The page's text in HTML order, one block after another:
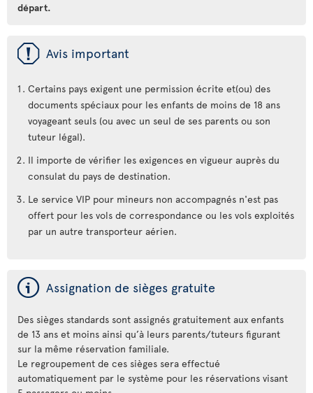
départ.
ü Avis important
Certains pays exigent une permission écrite et(ou) des
documents spéciaux pour les enfants de moins de 18 ans
voyageant seuls (ou avec un seul de ses parents ou son
tuteur légal).
Il importe de vérifier les exigences en vigueur auprès du
consulat du pays de destination.
Le service VIP pour mineurs non accompagnés n'est pas
offert pour les vols de correspondance ou les vols exploités
par un autre transporteur aérien.
ý Assignation de sièges gratuite
Des sièges standards sont assignés gratuitement aux enfants
de 13 ans et moins ainsi qu’à leurs parents/tuteurs figurant
sur la même réservation familiale.
Le regroupement de ces sièges sera effectué
automatiquement par le système pour les réservations visant